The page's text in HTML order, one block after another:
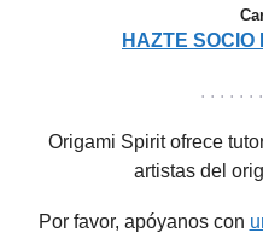
HAZTE SOCIO
. . . . . .
Origami Spirit ofrece
artistas del
Por favor, apóyanos con